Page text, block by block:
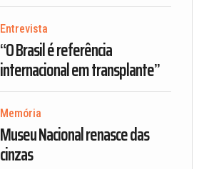
Entrevista
“O Brasil é referência
internacional em transplante”
Memória
Museu Nacional renasce das
cinzas